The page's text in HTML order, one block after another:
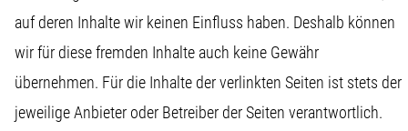
auf deren Inhalte wir keinen Einfluss haben. Deshalb können
wir für diese fremden Inhalte auch keine Gewähr
übernehmen. Für die Inhalte der verlinkten Seiten ist stets der
jeweilige Anbieter oder Betreiber der Seiten verantwortlich.